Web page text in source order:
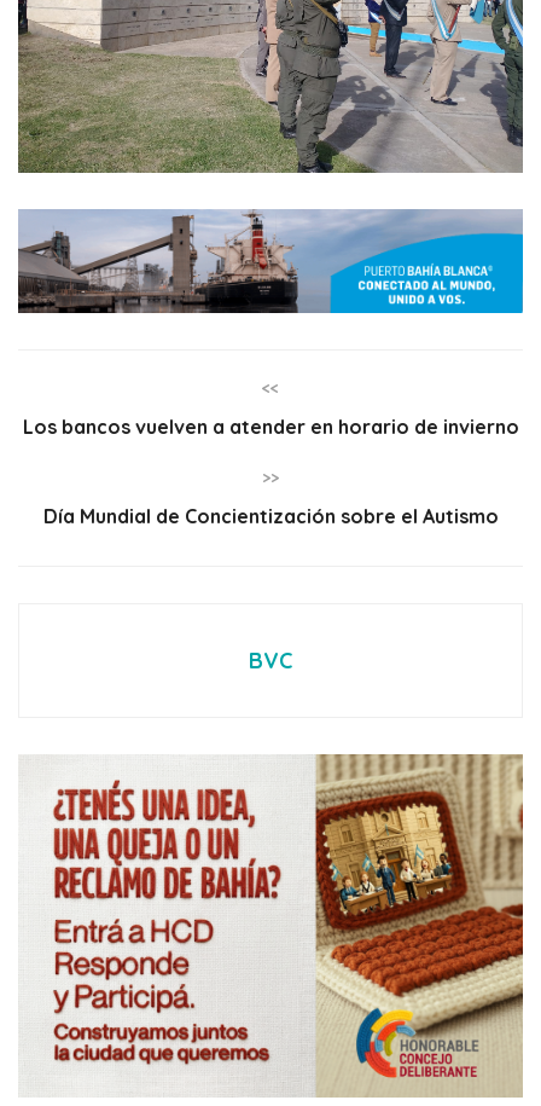
<<
Los bancos vuelven a atender en horario de invierno
>>
Día Mundial de Concientización sobre el Autismo
BVC